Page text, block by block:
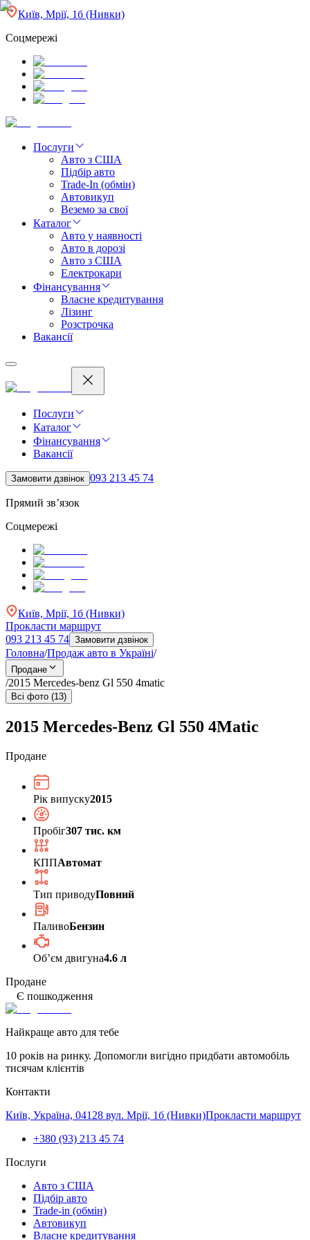
Київ, Мрії, 1б (Нивки)
Соцмережі
Послуги
Авто з США
Підбір авто
Trade-In (обмін)
Автовикуп
Веземо за свої
Каталог
Авто у наявності
Авто в дорозі
Авто з США
Електрокари
Фінансування
Власне кредитування
Лізинг
Розстрочка
Вакансії
Послуги
Каталог
Фінансування
Вакансії
Замовити дзвінок 093 213 45 74
Прямий зв’язок
Соцмережі
Київ, Мрії, 1б (Нивки)
Прокласти маршрут
093 213 45 74 Замовити дзвінок
Головна/Продаж авто в Україні/
Продане
/2015 Mercedes-benz Gl 550 4matic
Всі фото (13)
2015 Mercedes-Benz Gl 550 4Matic
Продане
Рік випуску2015
Пробіг307 тис. км
КППАвтомат
Тип приводуПовний
ПаливоБензин
Обʼєм двигуна4.6 л
Продане
Є пошкодження
Найкраще авто для тебе
10 років на ринку. Допомогли вигідно придбати автомобіль
тисячам клієнтів
Контакти
Київ, Україна, 04128 вул. Мрії, 1б (Нивки)Прокласти маршрут
+380 (93) 213 45 74
Послуги
Авто з США
Підбір авто
Trade-in (обмін)
Автовикуп
Власне кредитування